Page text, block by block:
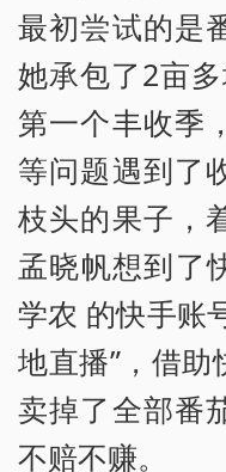
最初尝试的是
她承包了2亩
第一个丰收季
等问题遇到了
枝头的果子，
孟晓帆想到了
学农 的快手账
地直播”，借
卖掉了全部番
不赔不赚。